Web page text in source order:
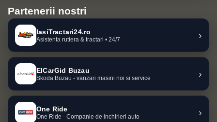
Partenerii nostri
IasiTractari24.ro
Asistenta rutiera & tractari • 24/7 ›
ElCarGid Buzau
Skoda Buzau - vanzari masini noi si service ›
One Ride
One Ride - Companie de inchirieri auto ›